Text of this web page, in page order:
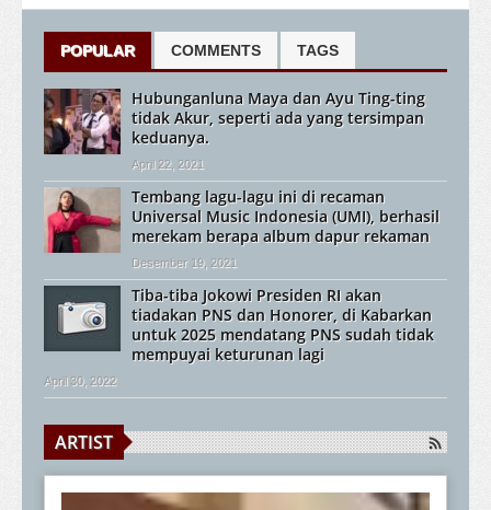
POPULAR COMMENTS TAGS
Hubunganluna Maya dan Ayu Ting-ting
tidak Akur, seperti ada yang tersimpan
keduanya.
April 22, 2021
Tembang lagu-lagu ini di recaman
Universal Music Indonesia (UMI), berhasil
merekam berapa album dapur rekaman
Desember 19, 2021
Tiba-tiba Jokowi Presiden RI akan
tiadakan PNS dan Honorer, di Kabarkan
untuk 2025 mendatang PNS sudah tidak
mempuyai keturunan lagi
April 30, 2022
ARTIST